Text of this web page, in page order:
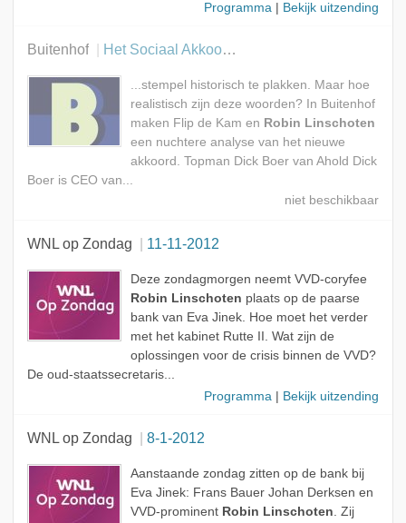
Programma
Bekijk uitzending
Buitenhof Het Sociaal Akkoord, Europol & Ahold
...stempel historisch te plakken. Maar hoe
realistisch zijn deze woorden? In Buitenhof
maken Flip de Kam en Robin Linschoten
een nuchtere analyse van het nieuwe
akkoord. Topman Dick Boer van Ahold Dick
Boer is CEO van...
WNL op Zondag 11-11-2012
Deze zondagmorgen neemt VVD-coryfee
Robin Linschoten plaats op de paarse
bank van Eva Jinek. Hoe moet het verder
met het kabinet Rutte II. Wat zijn de
oplossingen voor de crisis binnen de VVD?
De oud-staatssecretaris...
Programma
Bekijk uitzending
WNL op Zondag 8-1-2012
Aanstaande zondag zitten op de bank bij
Eva Jinek: Frans Bauer Johan Derksen en
VVD-prominent Robin Linschoten. Zij